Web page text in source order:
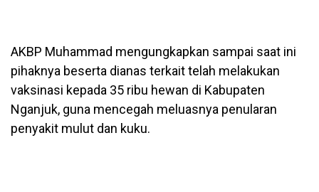
AKBP Muhammad mengungkapkan sampai saat ini
pihaknya beserta dianas terkait telah melakukan
vaksinasi kepada 35 ribu hewan di Kabupaten
Nganjuk, guna mencegah meluasnya penularan
penyakit mulut dan kuku.